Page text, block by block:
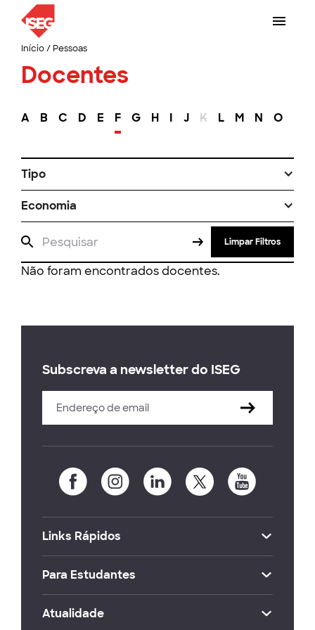
Início/ Pessoas
Docentes
A B C D E F G H I J K L M N O
Tipo
Economia
Limpar Filtros
Não foram encontrados docentes.
Subscreva a newsletter do ISEG
Links Rápidos
Para Estudantes
Atualidade